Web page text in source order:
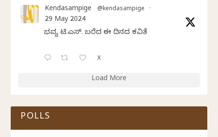
Kendasampige @kendasampige ·
29 May 2024
ಭವ್ಯ ಟಿ.ಎಸ್. ಬರೆದ ಈ ದಿನದ ಕವಿತೆ
X
Load More
POLLS